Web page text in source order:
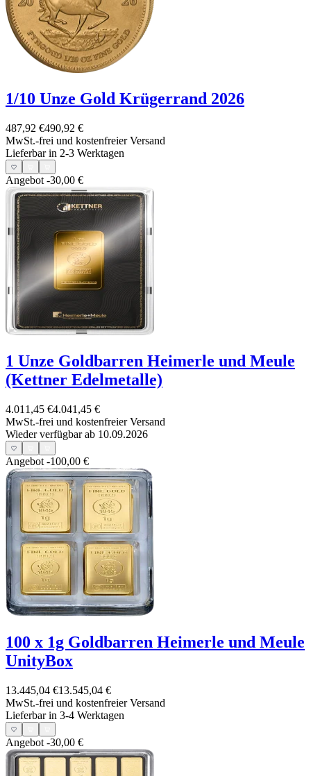
1/10 Unze Gold Krügerrand 2026
487,92 €490,92 €
MwSt.-frei und kostenfreier Versand
Lieferbar in 2-3 Werktagen
Angebot -30,00 €
1 Unze Goldbarren Heimerle und Meule
(Kettner Edelmetalle)
4.011,45 €4.041,45 €
MwSt.-frei und kostenfreier Versand
Wieder verfügbar ab 10.09.2026
Angebot -100,00 €
100 x 1g Goldbarren Heimerle und Meule
UnityBox
13.445,04 €13.545,04 €
MwSt.-frei und kostenfreier Versand
Lieferbar in 3-4 Werktagen
Angebot -30,00 €